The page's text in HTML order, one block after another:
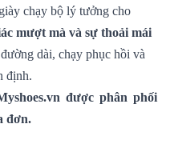
chạy bộ lý tưởng cho
mượt mà và sự thoải mái
dài, chạy phục hồi và
định.
được phân phối
đơn.